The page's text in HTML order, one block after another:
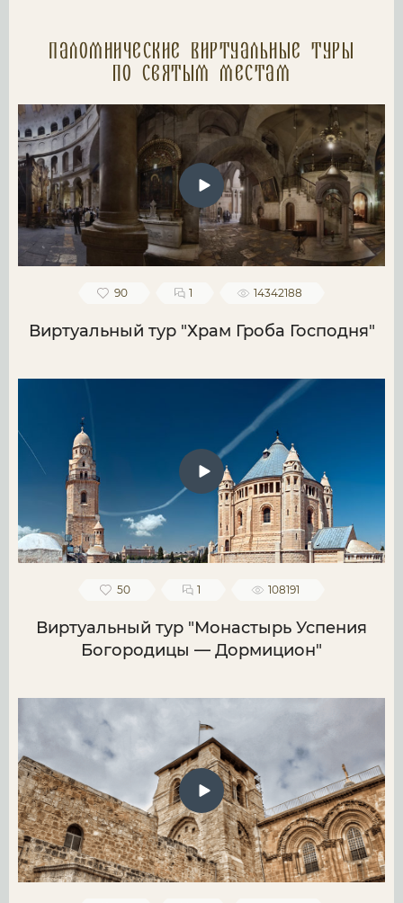
Паломнические Виртуальные туры
по святым местам
90 1 14342188
Виртуальный тур "Храм Гроба Господня"
50 1 108191
Виртуальный тур "Монастырь Успения
Богородицы — Дормицион"